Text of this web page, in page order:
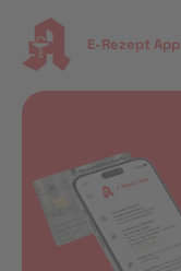
E-Rezept App